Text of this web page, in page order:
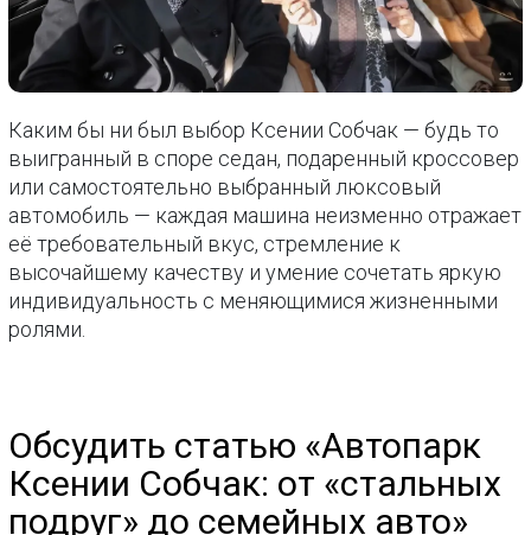
Каким бы ни был выбор Ксении Собчак — будь то
выигранный в споре седан, подаренный кроссовер
или самостоятельно выбранный люксовый
автомобиль — каждая машина неизменно отражает
её требовательный вкус, стремление к
высочайшему качеству и умение сочетать яркую
индивидуальность с меняющимися жизненными
ролями.
Обсудить статью «Автопарк
Ксении Собчак: от «стальных
подруг» до семейных авто»